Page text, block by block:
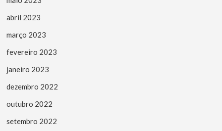
abril 2023
março 2023
fevereiro 2023
janeiro 2023
dezembro 2022
outubro 2022
setembro 2022